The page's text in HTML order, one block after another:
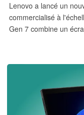
Lenovo a lancé un
commercialisé à
Gen 7 combine un
deux emplacements